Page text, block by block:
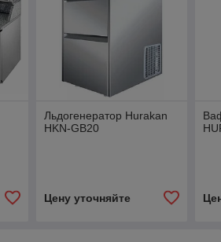
Льдогенератор Hurakan
HKN-GB20
Цену уточняйте